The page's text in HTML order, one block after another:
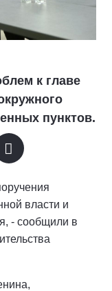
к главе
пунктов.
власти и
- сообщили в